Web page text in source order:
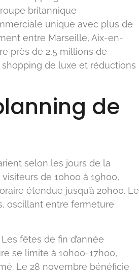
britannique
unique avec plus de
entre Marseille, Aix-en-
près de 2,5 millions de
de luxe et réductions
de
selon les jours de la
de 10h00 à 19h00,
étendue jusqu’à 20h00. Le
oscillant entre fermeture
fêtes de fin d’année
se limite à 10h00-17h00,
Le 28 novembre bénéficie